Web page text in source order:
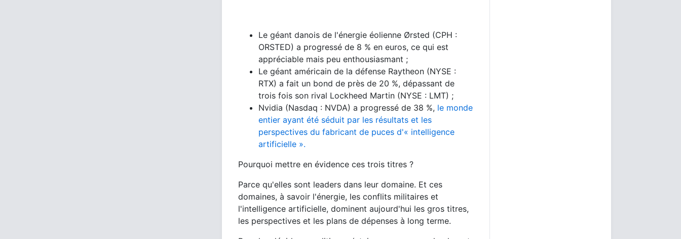
Le géant danois de l'énergie éolienne Ørsted (CPH :
ORSTED) a progressé de 8 % en euros, ce qui est
appréciable mais peu enthousiasmant ;
Le géant américain de la défense Raytheon (NYSE :
RTX) a fait un bond de près de 20 %, dépassant de
trois fois son rival Lockheed Martin (NYSE : LMT) ;
Nvidia (Nasdaq : NVDA) a progressé de 38 %, le monde
entier ayant été séduit par les résultats et les
perspectives du fabricant de puces d'« intelligence
artificielle ».
Pourquoi mettre en évidence ces trois titres ?
Parce qu'elles sont leaders dans leur domaine. Et ces
domaines, à savoir l'énergie, les conflits militaires et
l'intelligence artificielle, dominent aujourd'hui les gros titres,
les perspectives et les plans de dépenses à long terme.